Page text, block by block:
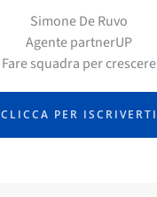
Simone De Ruvo
Agente partnerUP
Fare squadra per crescere
CLICCA PER ISCRIVERTI